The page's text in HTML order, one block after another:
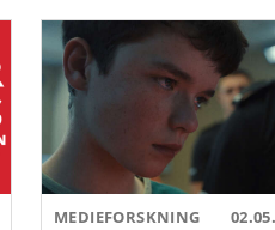
MEDIEFORSKNING